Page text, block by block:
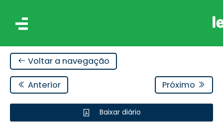
Voltar a navegação
Anterior Próximo
Baixar diário